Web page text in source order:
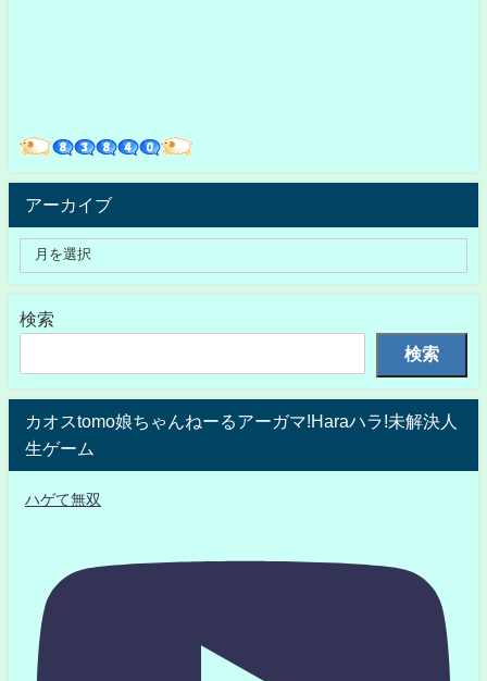
アーカイブ
検索
検索
カオスtomo娘ちゃんねーるアーガマ!Haraハラ!未解決人
生ゲーム
ハゲて無双